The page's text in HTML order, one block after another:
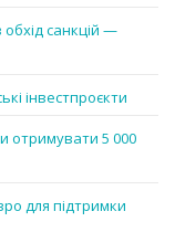
санкцій —
інвестпроєкти
отримувати 5 000
для підтримки